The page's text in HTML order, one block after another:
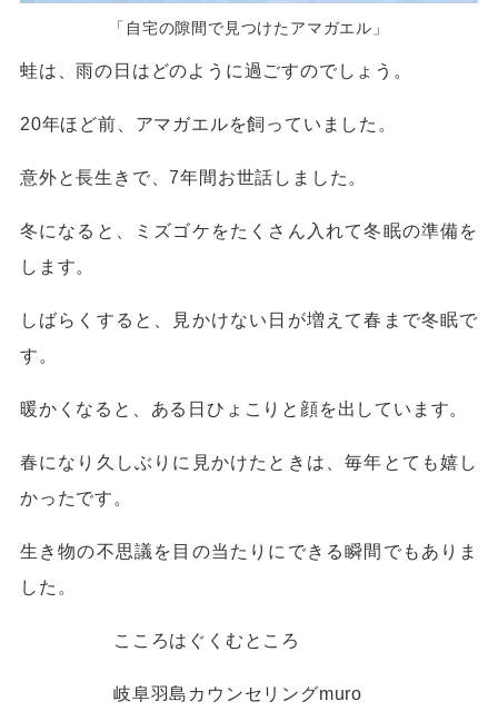
「自宅の隙間で見つけたアマガエル」
蛙は、雨の日はどのように過ごすのでしょう。
20年ほど前、アマガエルを飼っていました。
意外と長生きで、7年間お世話しました。
冬になると、ミズゴケをたくさん入れて冬眠の準備を
します。
しばらくすると、見かけない日が増えて春まで冬眠で
す。
暖かくなると、ある日ひょこりと顔を出しています。
春になり久しぶりに見かけたときは、毎年とても嬉し
かったです。
生き物の不思議を目の当たりにできる瞬間でもありま
した。
こころはぐくむところ
岐阜羽島カウンセリングmuro